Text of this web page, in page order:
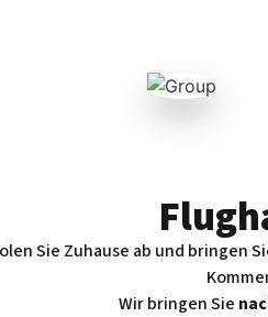
Sie Zuhause ab und bringen
Wir bringen Sie